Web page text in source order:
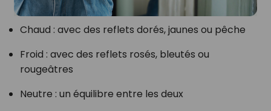
Chaud : avec des reflets dorés, jaunes ou pêche
Froid : avec des reflets rosés, bleutés ou
rougeâtres
Neutre : un équilibre entre les deux